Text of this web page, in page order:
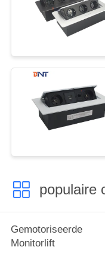
populaire
Gemotoriseerde
Monitorlift